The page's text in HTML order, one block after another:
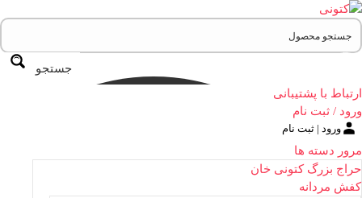
جستجو
ارتباط با پشتیبانی
ورود / ثبت نام
ورود | ثبت نام
مرور دسته ها
حراج بزرگ کتونی خان
کفش مردانه